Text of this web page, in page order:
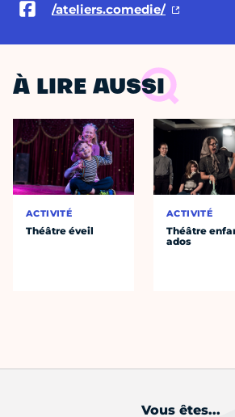
/ateliers.comedie/
À LIRE AUSSI
ACTIVITÉ
Théâtre éveil
ACTIVITÉ
Théâtre
ados
Vous êtes...